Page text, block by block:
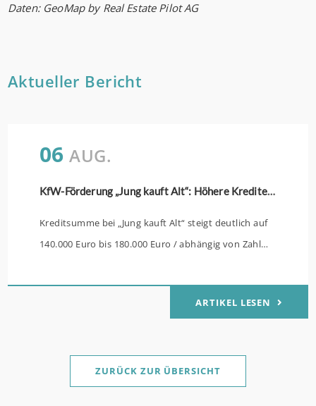
Daten: GeoMap by Real Estate Pilot AG
Aktueller Bericht
06 AUG.
KfW-Förderung „Jung kauft Alt“: Höhere Kredite ab August 2026
Kreditsumme bei „Jung kauft Alt“ steigt deutlich auf
140.000 Euro bis 180.000 Euro / abhängig von Zahl
verbilligt: Heutiger Zins bei 0,53 Prozent effektiv bei
35 Jahren Laufzeit und 10 Jahren Zinsbindung
Sanierung in Einzelmaßnahmen ab sofort möglich
ARTIKEL LESEN
ZURÜCK ZUR ÜBERSICHT